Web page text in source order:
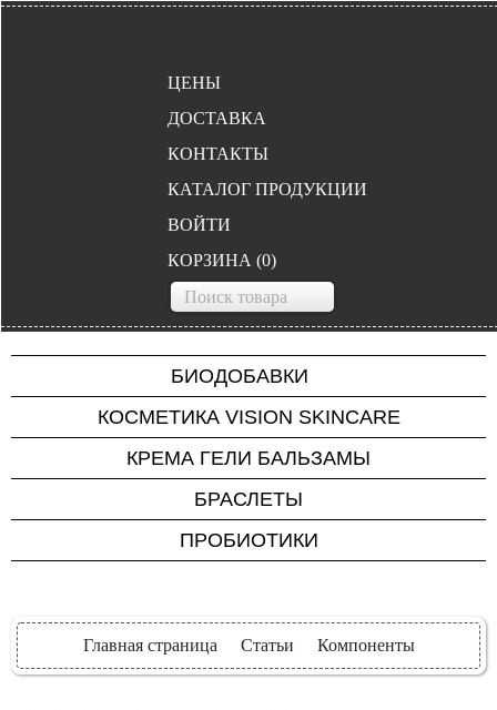
ЦЕНЫ
ДОСТАВКА
КОНТАКТЫ
КАТАЛОГ ПРОДУКЦИИ
ВОЙТИ
КОРЗИНА (0)
БИОДОБАВКИ
Project V
Для нервной системы
Для сердца и сосудов
Для мужчин
Для женщин
Для красоты и
молодости
КОСМЕТИКА VISION SKINCARE
КРЕМА ГЕЛИ БАЛЬЗАМЫ
БРАСЛЕТЫ
ПРОБИОТИКИ
Главная страница Статьи Компоненты